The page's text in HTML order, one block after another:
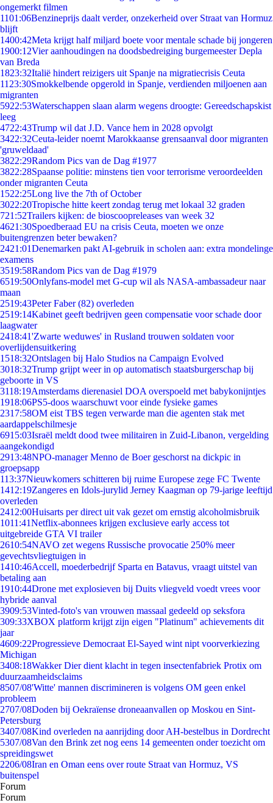
ongemerkt filmen
1101:06Benzineprijs daalt verder, onzekerheid over Straat van Hormuz
blijft
1400:42Meta krijgt half miljard boete voor mentale schade bij jongeren
1900:12Vier aanhoudingen na doodsbedreiging burgemeester Depla
van Breda
1823:32Italië hindert reizigers uit Spanje na migratiecrisis Ceuta
11 23:30Smokkelbende opgerold in Spanje, verdienden miljoenen aan
migranten
5922:53Waterschappen slaan alarm wegens droogte: Gereedschapskist
leeg
4722:43Trump wil dat J.D. Vance hem in 2028 opvolgt
3422:32Ceuta-leider noemt Marokkaanse grensaanval door migranten
'gruweldaad'
3822:29Random Pics van de Dag #1977
3822:28Spaanse politie: minstens tien voor terrorisme veroordeelden
onder migranten Ceuta
1522:25Long live the 7th of October
3022:20Tropische hitte keert zondag terug met lokaal 32 graden
721:52Trailers kijken: de bioscoopreleases van week 32
4621:30Spoedberaad EU na crisis Ceuta, moeten we onze
buitengrenzen beter bewaken?
2421:01Denemarken pakt AI-gebruik in scholen aan: extra mondelinge
examens
3519:58Random Pics van de Dag #1979
6519:50Onlyfans-model met G-cup wil als NASA-ambassadeur naar
maan
2519:43Peter Faber (82) overleden
2519:14Kabinet geeft bedrijven geen compensatie voor schade door
laagwater
2418:41'Zwarte weduwes' in Rusland trouwen soldaten voor
overlijdensuitkering
1518:32Ontslagen bij Halo Studios na Campaign Evolved
3018:32Trump grijpt weer in op automatisch staatsburgerschap bij
geboorte in VS
3118:19Amsterdams dierenasiel DOA overspoeld met babykonijntjes
1918:06PS5-doos waarschuwt voor einde fysieke games
2317:58OM eist TBS tegen verwarde man die agenten stak met
aardappelschilmesje
6915:03Israël meldt dood twee militairen in Zuid-Libanon, vergelding
aangekondigd
2913:48NPO-manager Menno de Boer geschorst na dickpic in
groepsapp
113:37Nieuwkomers schitteren bij ruime Europese zege FC Twente
1412:19Zangeres en Idols-jurylid Jerney Kaagman op 79-jarige leeftijd
overleden
2412:00Huisarts per direct uit vak gezet om ernstig alcoholmisbruik
1011:41Netflix-abonnees krijgen exclusieve early access tot
uitgebreide GTA VI trailer
2610:54NAVO zet wegens Russische provocatie 250% meer
gevechtsvliegtuigen in
1410:46Accell, moederbedrijf Sparta en Batavus, vraagt uitstel van
betaling aan
1910:44Drone met explosieven bij Duits vliegveld voedt vrees voor
hybride aanval
3909:53Vinted-foto's van vrouwen massaal gedeeld op seksfora
309:33XBOX platform krijgt zijn eigen "Platinum" achievements dit
jaar
4609:22Progressieve Democraat El-Sayed wint nipt voorverkiezing
Michigan
3408:18Wakker Dier dient klacht in tegen insectenfabriek Protix om
duurzaamheidsclaims
8507/08'Witte' mannen discrimineren is volgens OM geen enkel
probleem
2707/08Doden bij Oekraïense droneaanvallen op Moskou en Sint-
Petersburg
3407/08Kind overleden na aanrijding door AH-bestelbus in Dordrecht
5307/08Van den Brink zet nog eens 14 gemeenten onder toezicht om
spreidingswet
2206/08Iran en Oman eens over route Straat van Hormuz, VS
buitenspel
Forum
Forum